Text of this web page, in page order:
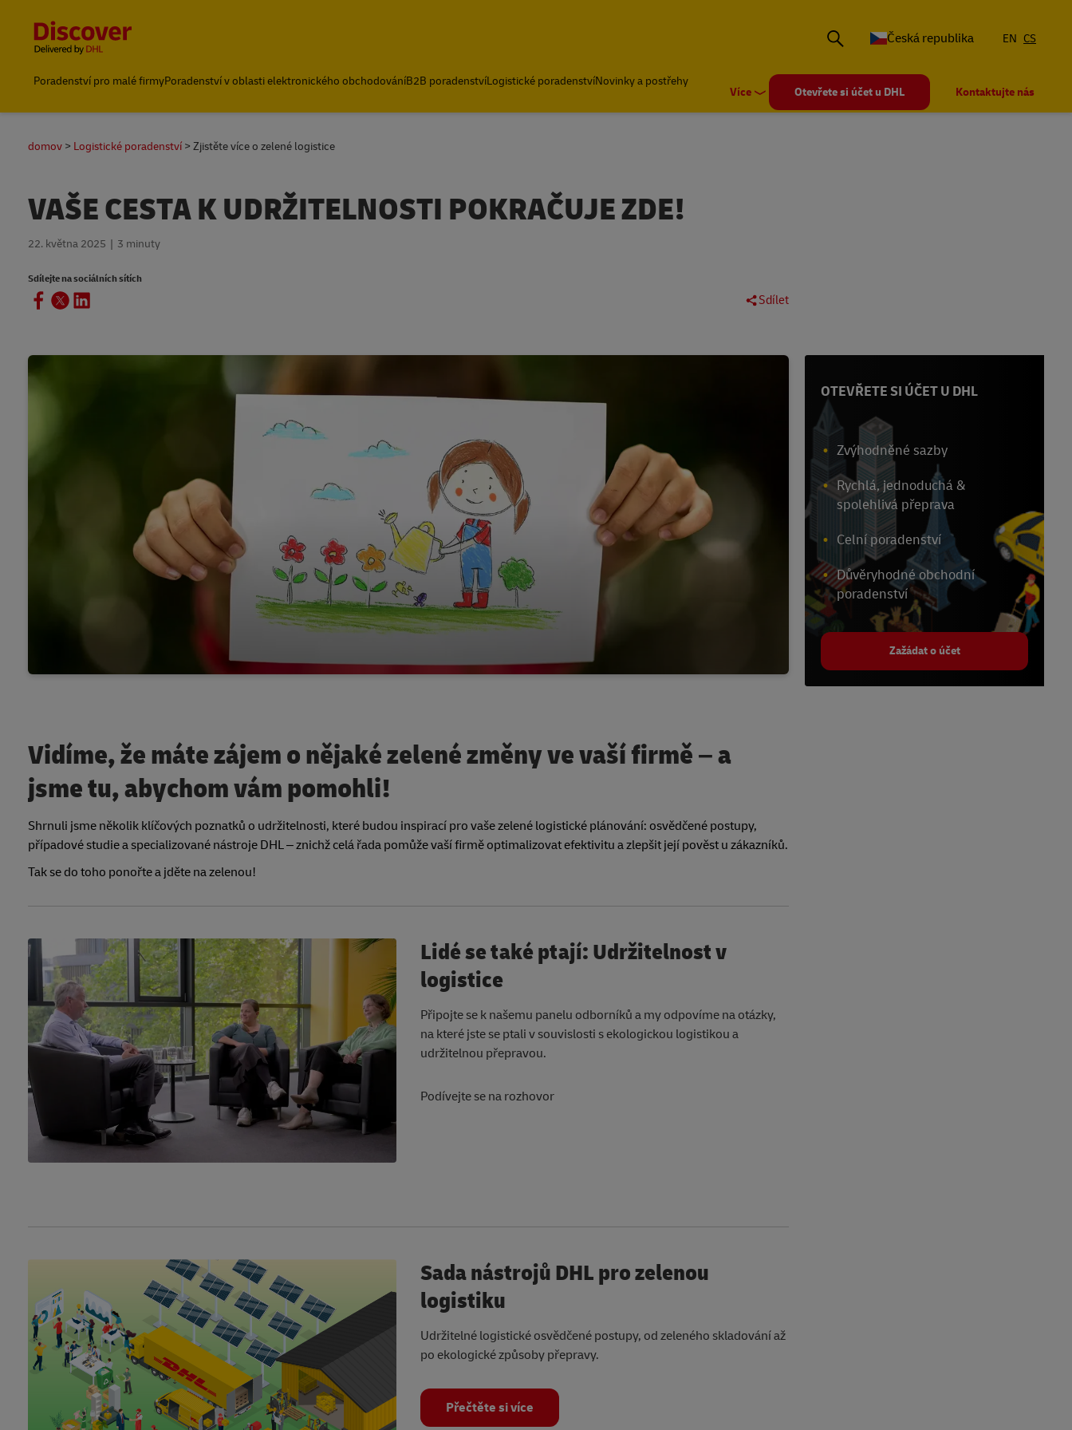
Česká republika
EN CS
Poradenství pro malé firmyPoradenství v oblasti elektronického obchodováníB2B poradenstvíLogistické poradenstvíNovinky a postřehy
Více Otevřete si účet u DHL Kontaktujte nás
domov Logistické poradenství Zjistěte více o zelené logistice
VAŠE CESTA K UDRŽITELNOSTI POKRAČUJE ZDE!
22. května 2025 3 minuty
Sdílejte na sociálních sítích
Sdílet
Vidíme, že máte zájem o nějaké zelené změny ve vaší firmě – a
jsme tu, abychom vám pomohli!
Shrnuli jsme několik klíčových poznatků o udržitelnosti, které budou inspirací pro vaše zelené logistické plánování: osvědčené postupy,
případové studie a specializované nástroje DHL – znichž celá řada pomůže vaší firmě optimalizovat efektivitu a zlepšit její pověst u zákazníků.
Tak se do toho ponořte a jděte na zelenou!
Lidé se také ptají: Udržitelnost v
logistice
Připojte se k našemu panelu odborníků a my odpovíme na otázky,
na které jste se ptali v souvislosti s ekologickou logistikou a
udržitelnou přepravou.
Podívejte se na rozhovor
Sada nástrojů DHL pro zelenou
logistiku
Udržitelné logistické osvědčené postupy, od zeleného skladování až
po ekologické způsoby přepravy.
Přečtěte si více
OTEVŘETE SI ÚČET U DHL
Zvýhodněné sazby
Rychlá, jednoduchá &
spolehlivá přeprava
Celní poradenství
Důvěryhodné obchodní
poradenství
Zažádat o účet